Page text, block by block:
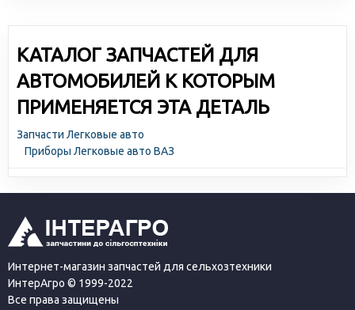
КАТАЛОГ ЗАПЧАСТЕЙ ДЛЯ
АВТОМОБИЛЕЙ К КОТОРЫМ
ПРИМЕНЯЕТСЯ ЭТА ДЕТАЛЬ
Запчасти Легковые авто
Приборы Легковые авто ВАЗ
Интернет-магазин запчастей для сельхозтехники
ИнтерАгро © 1999-2022
Все права защищены